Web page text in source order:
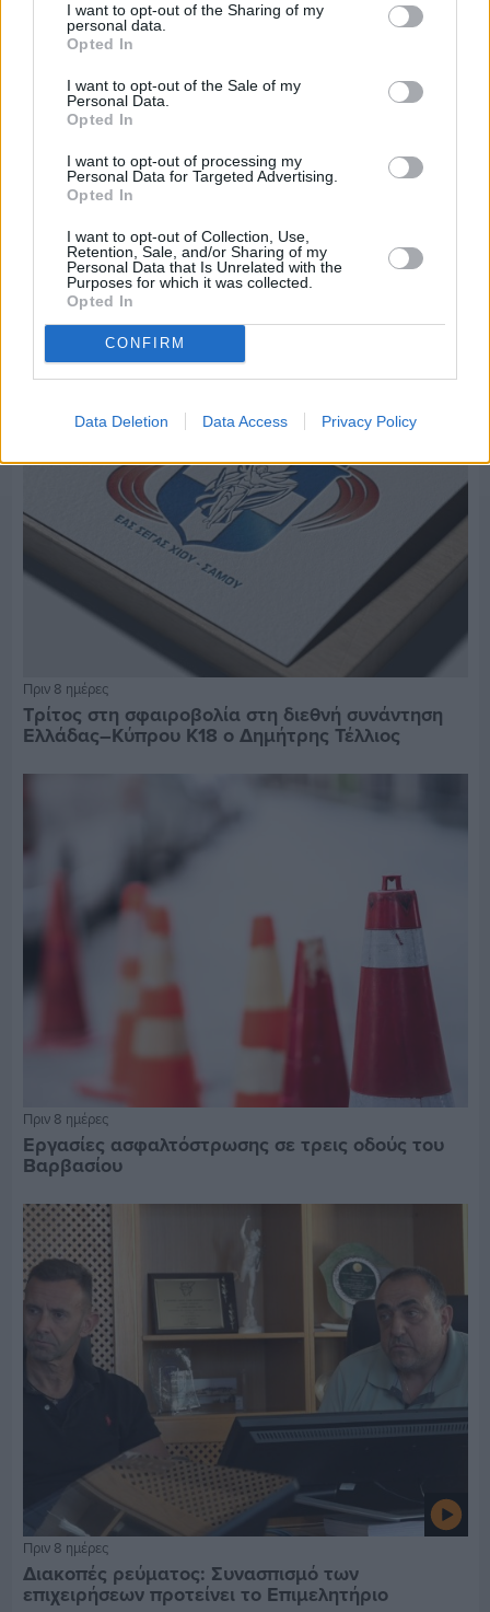
I want to opt-out of the Sharing of my
personal data.
Opted In
I want to opt-out of the Sale of my
Personal Data.
Opted In
I want to opt-out of processing my
Personal Data for Targeted Advertising.
Opted In
I want to opt-out of Collection, Use,
Retention, Sale, and/or Sharing of my
Personal Data that Is Unrelated with the
Purposes for which it was collected.
Opted In
CONFIRM
Data Deletion Data Access Privacy Policy
Πριν 8 ημέρες
Μία μικρή αλλά αναγκαία ανάπαυλα για την
ομάδα του «Πολίτη»
Πριν 8 ημέρες
Τρίτος στη σφαιροβολία στη διεθνή συνάντηση
Ελλάδας–Κύπρου Κ18 ο Δημήτρης Τέλλιος
Πριν 8 ημέρες
Εργασίες ασφαλτόστρωσης σε τρεις οδούς του
Βαρβασίου
Πριν 8 ημέρες
Διακοπές ρεύματος: Συνασπισμό των
επιχειρήσεων προτείνει το Επιμελητήριο